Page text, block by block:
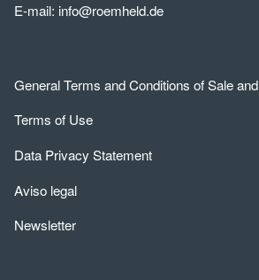
E-mail: info@roemheld.de
General Terms and Conditions of Sale
Terms of Use
Data Privacy Statement
Aviso legal
Newsletter